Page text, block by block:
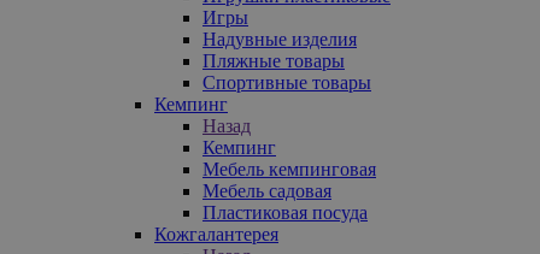
Игры
Надувные изделия
Пляжные товары
Спортивные товары
Кемпинг
Назад
Кемпинг
Мебель кемпинговая
Мебель садовая
Пластиковая посуда
Кожгалантерея